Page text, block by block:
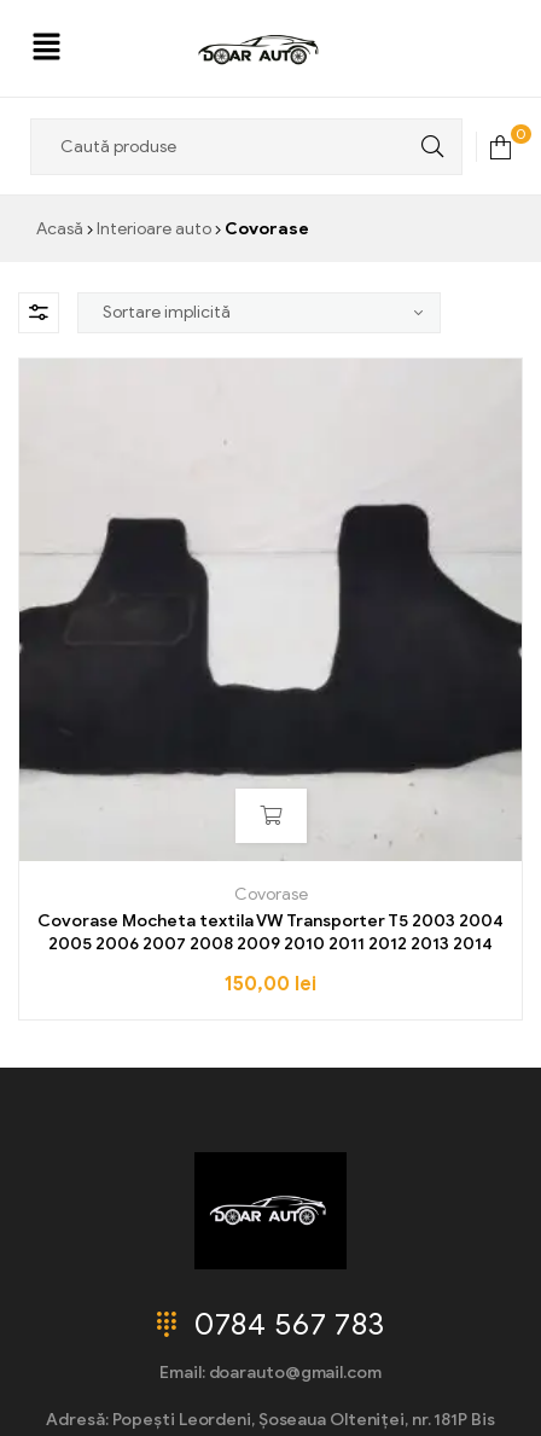
0
Acasă Interioare auto Covorase
Covorase
Covorase Mocheta textila VW Transporter T5 2003 2004
2005 2006 2007 2008 2009 2010 2011 2012 2013 2014
150,00 lei
0784 567 783
Email: doarauto@gmail.com
Adresă: Popești Leordeni, Șoseaua Olteniței, nr. 181P Bis